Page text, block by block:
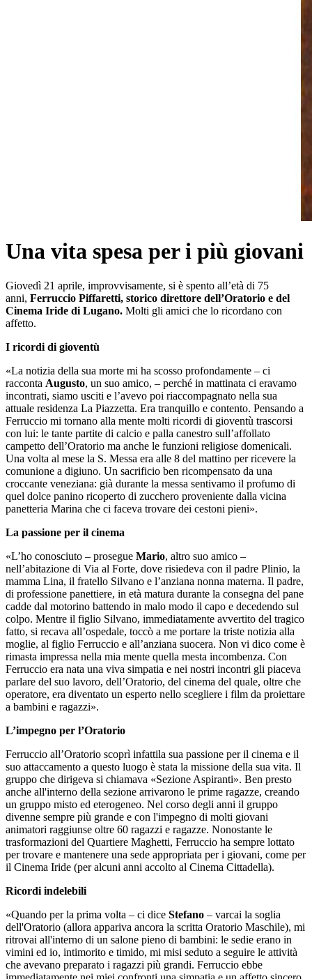
Una vita spesa per i più giovani
Giovedì 21 aprile, improvvisamente, si è spento all’età di 75
anni, Ferruccio Piffaretti, storico direttore dell’Oratorio e del
Cinema Iride di Lugano. Molti gli amici che lo ricordano con
affetto.
I ricordi di gioventù
«La notizia della sua morte mi ha scosso profondamente – ci
racconta Augusto, un suo amico, – perché in mattinata ci eravamo
incontrati, siamo usciti e l’avevo poi riaccompagnato nella sua
attuale residenza La Piazzetta. Era tranquillo e contento. Pensando a
Ferruccio mi tornano alla mente molti ricordi di gioventù trascorsi
con lui: le tante partite di calcio e palla canestro sull’affollato
campetto dell’Oratorio ma anche le funzioni religiose domenicali.
Una volta al mese la S. Messa era alle 8 del mattino per ricevere la
comunione a digiuno. Un sacrificio ben ricompensato da una
croccante veneziana: già durante la messa sentivamo il profumo di
quel dolce panino ricoperto di zucchero proveniente dalla vicina
panetteria Marina che ci faceva trovare dei cestoni pieni».
La passione per il cinema
«L’ho conosciuto – prosegue Mario, altro suo amico –
nell’abitazione di Via al Forte, dove risiedeva con il padre Plinio, la
mamma Lina, il fratello Silvano e l’anziana nonna materna. Il padre,
di professione panettiere, in età matura durante la consegna del pane
cadde dal motorino battendo in malo modo il capo e decedendo sul
colpo. Mentre il figlio Silvano, immediatamente avvertito del tragico
fatto, si recava all’ospedale, toccò a me portare la triste notizia alla
moglie, al figlio Ferruccio e all’anziana suocera. Non vi dico come è
rimasta impressa nella mia mente quella mesta incombenza. Con
Ferruccio era nata una viva simpatia e nei nostri incontri gli piaceva
parlare del suo lavoro, dell’Oratorio, del cinema del quale, oltre che
operatore, era diventato un esperto nello scegliere i film da proiettare
a bambini e ragazzi».
L’impegno per l’Oratorio
Ferruccio all’Oratorio scoprì infattila sua passione per il cinema e il
suo attaccamento a questo luogo è stata la missione della sua vita. Il
gruppo che dirigeva si chiamava «Sezione Aspiranti». Ben presto
anche all'interno della sezione arrivarono le prime ragazze, creando
un gruppo misto ed eterogeneo. Nel corso degli anni il gruppo
divenne sempre più grande e con l'impegno di molti giovani
animatori raggiunse oltre 60 ragazzi e ragazze. Nonostante le
trasformazioni del Quartiere Maghetti, Ferruccio ha sempre lottato
per trovare e mantenere una sede appropriata per i giovani, come per
il Cinema Iride (per alcuni anni accolto al Cinema Cittadella).
Ricordi indelebili
«Quando per la prima volta – ci dice Stefano – varcai la soglia
dell'Oratorio (allora appariva ancora la scritta Oratorio Maschile), mi
ritrovai all'interno di un salone pieno di bambini: le sedie erano in
vimini ed io, intimorito e timido, mi misi seduto a seguire le attività
che avevano preparato i ragazzi più grandi. Ferruccio ebbe